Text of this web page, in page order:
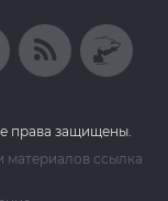
права защищены.
ссылка